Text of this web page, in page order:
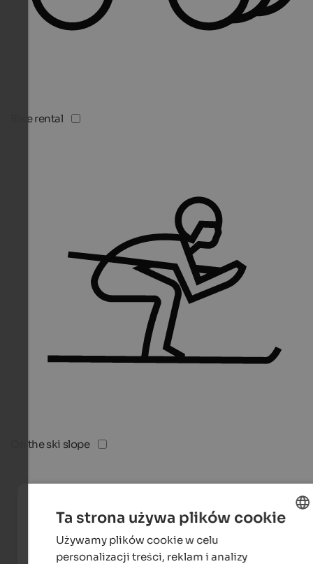
Bike rental
On the ski slope
Ta strona używa plików cookie
Używamy plików cookie w celu
personalizacji treści, reklam i analizy